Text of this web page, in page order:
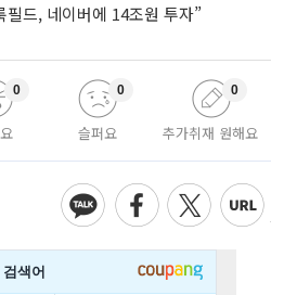
필드, 네이버에 14조원 투자”
0
슬퍼요
0
추가취재 원해요
0